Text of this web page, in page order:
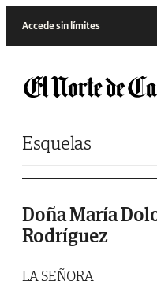
Accede sin límites
Esquelas
Doña María
Rodríguez
LA SEÑORA